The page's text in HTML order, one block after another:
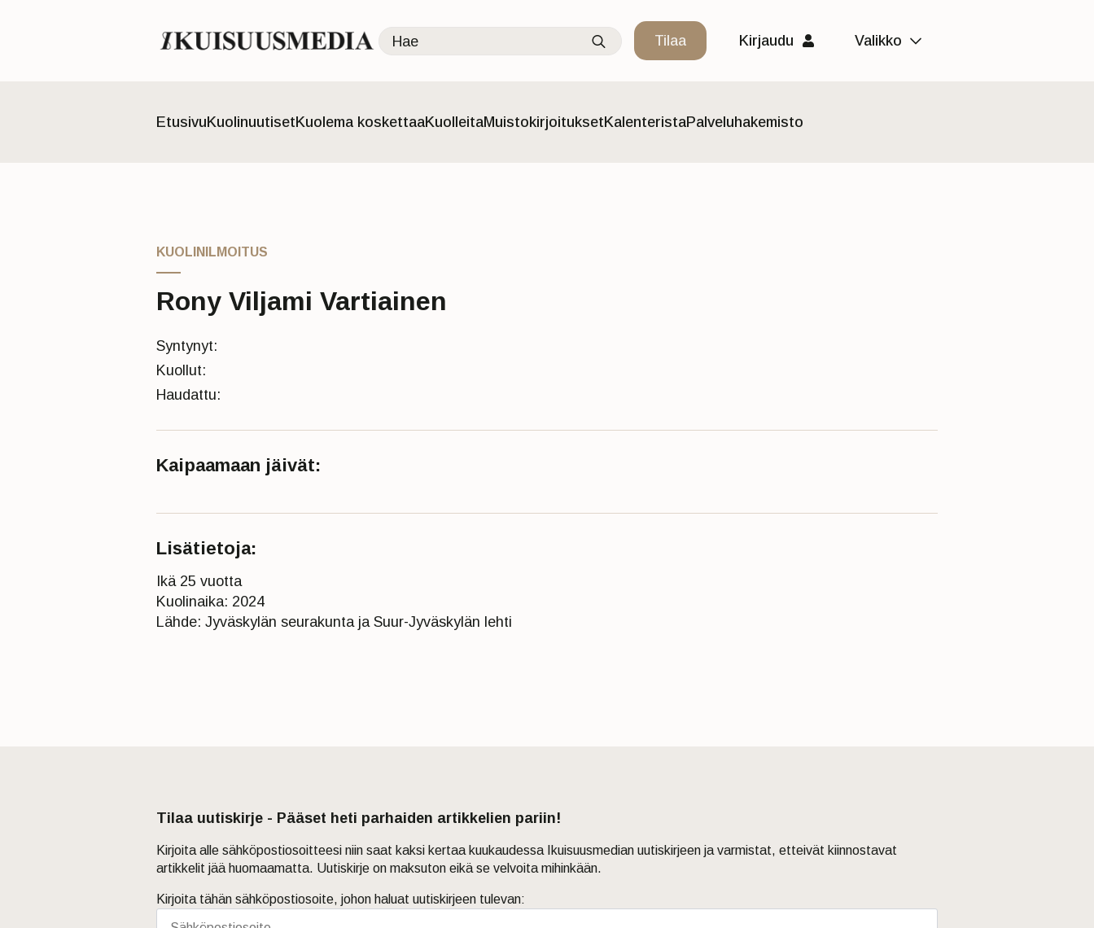
Search
for:
Tilaa Kirjaudu Valikko
Etusivu KuolinuutisetKuolema koskettaaKuolleitaMuistokirjoituksetKalenteristaPalveluhakemisto
KUOLINILMOITUS
Rony Viljami Vartiainen
Syntynyt:
Kuollut:
Haudattu:
Kaipaamaan jäivät:
Lisätietoja:
Ikä 25 vuotta
Kuolinaika: 2024
Lähde: Jyväskylän seurakunta ja Suur-Jyväskylän lehti
Tilaa uutiskirje - Pääset heti parhaiden artikkelien pariin!
Kirjoita alle sähköpostiosoitteesi niin saat kaksi kertaa kuukaudessa Ikuisuusmedian uutiskirjeen ja varmistat, etteivät kiinnostavat
artikkelit jää huomaamatta. Uutiskirje on maksuton eikä se velvoita mihinkään.
Kirjoita tähän sähköpostiosoite, johon haluat uutiskirjeen tulevan: